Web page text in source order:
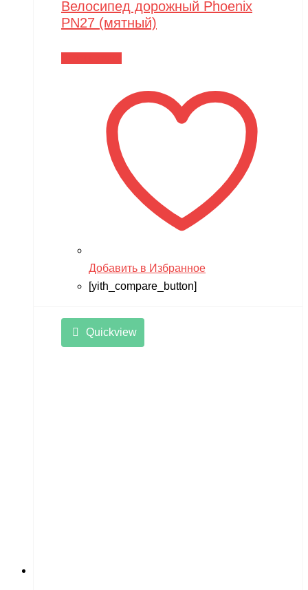
Велосипед дорожный Phoenix
PN27 (мятный)
Добавить в Избранное
[yith_compare_button]
Quickview